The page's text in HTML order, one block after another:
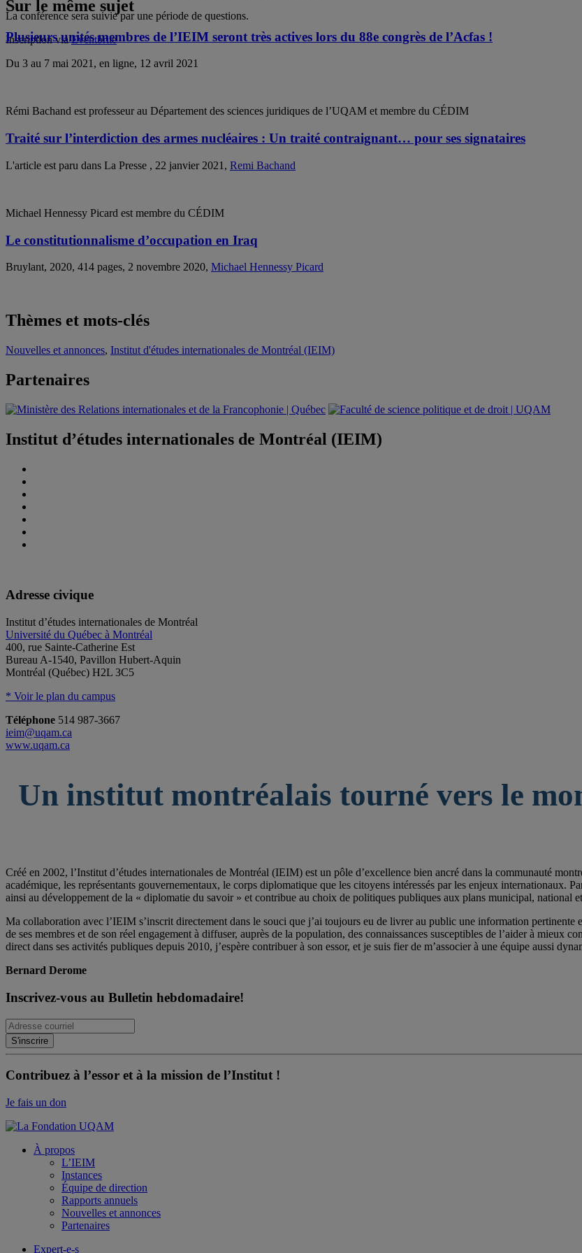
La conférence sera suivie par une période de questions.
Inscription viaEventbrite
Sur le même sujet
Plusieurs unités membres de l’IEIM seront très actives lors du 88e congrès de l’Acfas !
Du 3 au 7 mai 2021, en ligne, 12 avril 2021
Rémi Bachand est professeur au Département des sciences juridiques de l’UQAM et membre du CÉDIM
Traité sur l’interdiction des armes nucléaires : Un traité contraignant… pour ses signataires
L'article est paru dans La Presse , 22 janvier 2021, Remi Bachand
Michael Hennessy Picard est membre du CÉDIM
Le constitutionnalisme d’occupation en Iraq
Bruylant, 2020, 414 pages, 2 novembre 2020, Michael Hennessy Picard
Thèmes et mots-clés
Nouvelles et annonces, Institut d'études internationales de Montréal (IEIM)
Partenaires
Institut d’études internationales de Montréal (IEIM)
Adresse civique
Institut d’études internationales de Montréal
Université du Québec à Montréal
400, rue Sainte-Catherine Est
Bureau A-1540, Pavillon Hubert-Aquin
Montréal (Québec) H2L 3C5
* Voir le plan du campus
Téléphone 514 987-3667
ieim@uqam.ca
www.uqam.ca
Un institut montréalais tourné vers le
Créé en 2002, l’Institut d’études internationales de Montréal (IEIM) est un pôle d’excellence bien ancré dans la communauté
académique, les représentants gouvernementaux, le corps diplomatique que les citoyens intéressés par les enjeux internationaux.
ainsi au développement de la « diplomatie du savoir » et contribue au choix de politiques publiques aux plans municipal, national
Ma collaboration avec l’IEIM s’inscrit directement dans le souci que j’ai toujours eu de livrer au public une information pertinente
de ses membres et de son réel engagement à diffuser, auprès de la population, des connaissances susceptibles de l’aider à mieux
direct dans ses activités publiques depuis 2010, j’espère contribuer à son essor, et je suis fier de m’associer à une équipe aussi
Bernard Derome
Inscrivez-vous au Bulletin hebdomadaire!
Contribuez à l’essor et à la mission de l’Institut !
Je fais un don
À propos
L’IEIM
Instances
Équipe de direction
Rapports annuels
Nouvelles et annonces
Partenaires
Expert-e-s